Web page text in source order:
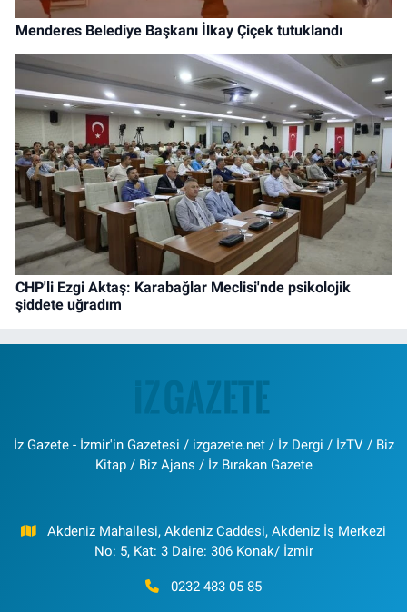
Menderes Belediye Başkanı İlkay Çiçek tutuklandı
CHP'li Ezgi Aktaş: Karabağlar Meclisi'nde psikolojik
şiddete uğradım
İz Gazete - İzmir'in Gazetesi / izgazete.net / İz Dergi / İzTV / Biz
Kitap / Biz Ajans / İz Bırakan Gazete
Akdeniz Mahallesi, Akdeniz Caddesi, Akdeniz İş Merkezi
No: 5, Kat: 3 Daire: 306 Konak/ İzmir
0232 483 05 85